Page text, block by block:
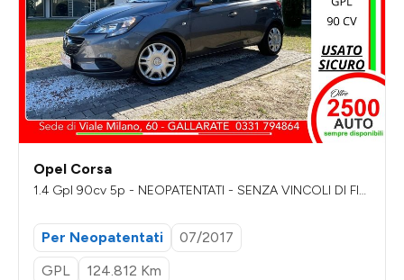
Opel Corsa
1.4 Gpl 90cv 5p - NEOPATENTATI - SENZA VINCOLI DI FIN
Per Neopatentati
07/2017
GPL
124.812 Km